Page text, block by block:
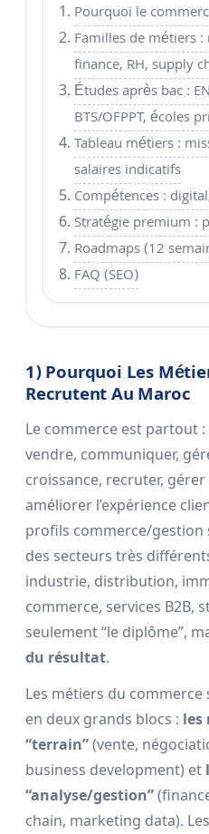
Pourquoi le
Familles de métiers
finance, RH, supply
Études après bac :
BTS/OFPPT, écoles
Tableau métiers :
salaires indicatifs
Compétences :
Stratégie premium :
Roadmaps (12
FAQ (SEO)
1) Pourquoi Les
Recrutent Au Maroc
Le commerce est partout
vendre, communiquer,
croissance, recruter,
améliorer l’expérience
profils commerce/gestion
des secteurs très
industrie, distribution,
commerce, services B2B,
seulement “le diplôme”,
du résultat.
Les métiers du
en deux grands blocs : les
“terrain”(vente,
business development) et
“analyse/gestion”
chain, marketing data).